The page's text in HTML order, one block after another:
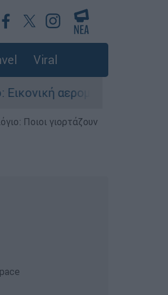
Viral
ανάμεσα σε
Ποιοι γιορτάζουν